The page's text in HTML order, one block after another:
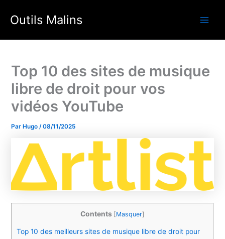
Outils Malins
Top 10 des sites de musique
libre de droit pour vos
vidéos YouTube
ParHugo /08/11/2025
Contents [Masquer]
Top 10 des meilleurs sites de musique libre de droit pour